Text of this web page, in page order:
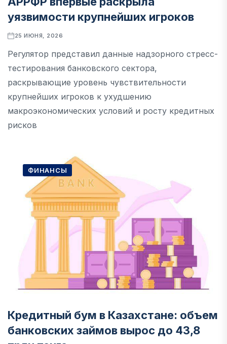
уязвимости крупнейших игроков
25 ИЮНЯ, 2026
Регулятор представил данные надзорного стресс-
тестирования банковского сектора,
раскрывающие уровень чувствительности
крупнейших игроков к ухудшению
макроэкономических условий и росту кредитных
рисков
ФИНАНСЫ
Кредитный бум в Казахстане: объем
банковских займов вырос до 43,8